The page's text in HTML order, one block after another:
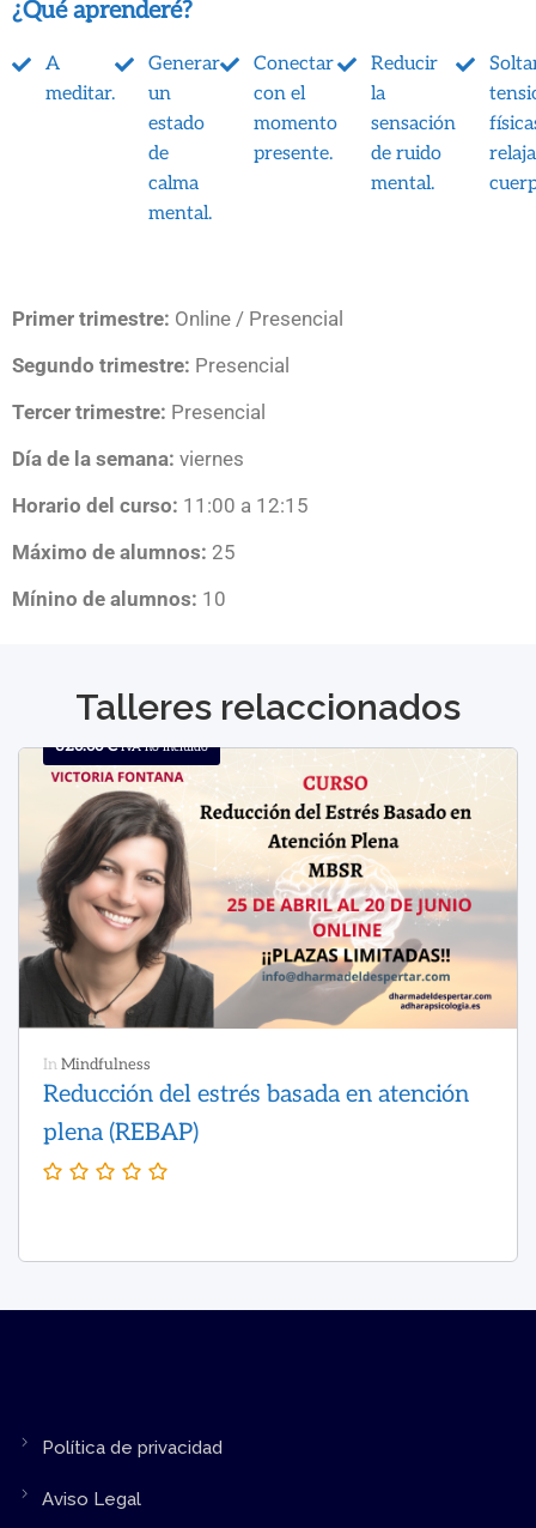
¿Qué aprenderé?
A
meditar.
Generar
un
estado
de
calma
mental.
Conectar
con el
momento
presente.
Reducir
la
sensación
de ruido
mental.
Primer trimestre: Online / Presencial
Segundo trimestre: Presencial
Tercer trimestre: Presencial
Día de la semana: viernes
Horario del curso: 11:00 a 12:15
Máximo de alumnos: 25
Mínino de alumnos: 10
Talleres relaccionados
320.00€ IVA no incluido
InMindfulness
Reducción del estrés basada en atención
plena (REBAP)
Política de privacidad
Aviso Legal